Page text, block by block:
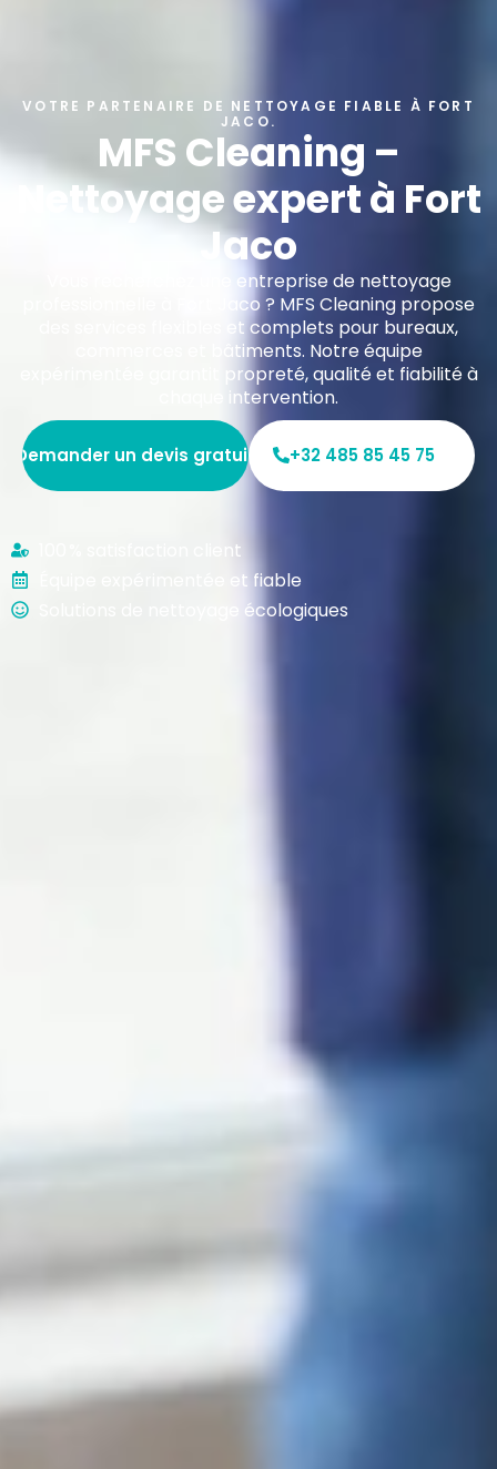
VOTRE PARTENAIRE DE NETTOYAGE FIABLE À FORT
JACO.
MFS Cleaning –
Nettoyage expert à Fort
Jaco
Vous recherchez une entreprise de nettoyage
professionnelle à Fort Jaco ? MFS Cleaning propose
des services flexibles et complets pour bureaux,
commerces et bâtiments. Notre équipe
expérimentée garantit propreté, qualité et fiabilité à
chaque intervention.
Demander un devis gratuit +32 485 85 45 75
100 % satisfaction client
Équipe expérimentée et fiable
Solutions de nettoyage écologiques